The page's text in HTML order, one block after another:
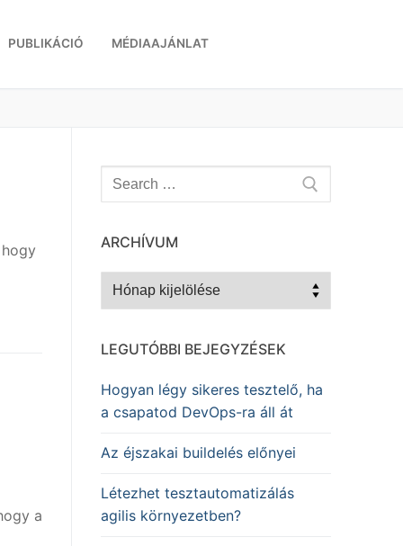
PUBLIKÁCIÓ MÉDIAAJÁNLAT
a
Keresése:
ARCHÍVUM
Archívum
LEGUTÓBBI BEJEGYZÉSEK
Hogyan légy sikeres tesztelő, ha
a csapatod DevOps-ra áll át
Az éjszakai buildelés előnyei
Létezhet tesztautomatizálás
agilis környezetben?